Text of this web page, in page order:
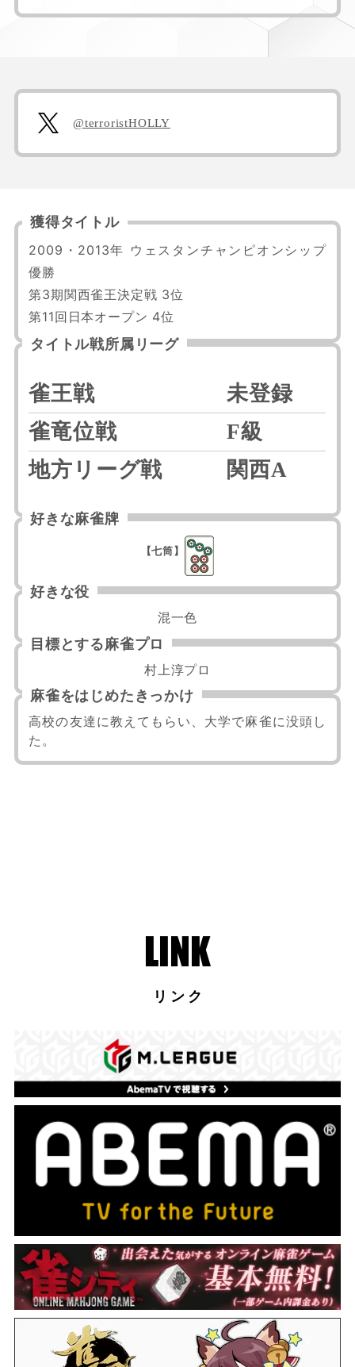
@terroristHOLLY
獲得タイトル
2009・2013年 ウェスタンチャンピオンシップ
優勝
第3期関西雀王決定戦 3位
第11回日本オープン 4位
タイトル戦所属リーグ
雀王戦
未登録
雀竜位戦
F級
地方リーグ戦
関西A
好きな麻雀牌
【七筒】
好きな役
混一色
目標とする麻雀プロ
村上淳プロ
麻雀をはじめたきっかけ
高校の友達に教えてもらい、大学で麻雀に没頭し
た。
リンク